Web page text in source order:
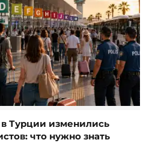
Турции изменились
что нужно знать